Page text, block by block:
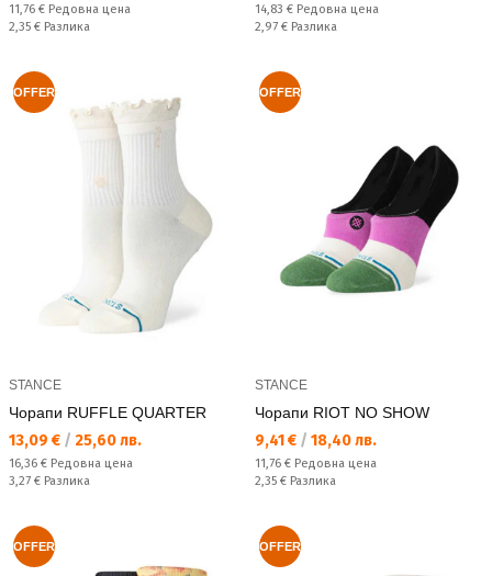
Редовна цена:
11,76 € Редовна цена
Спестявате:
2,35 € Разлика
Редовна цена:
14,83 € Редовна цена
Спестявате:
2,97 € Разлика
OFFER
STANCE
Чорапи RUFFLE QUARTER
Текуща цена:
13,09 € / 25,60 лв.
Редовна цена:
16,36 € Редовна цена
Спестявате:
3,27 € Разлика
OFFER
STANCE
Чорапи RIOT NO SHOW
Текуща цена:
9,41 € / 18,40 лв.
Редовна цена:
11,76 € Редовна цена
Спестявате:
2,35 € Разлика
OFFER OFFER